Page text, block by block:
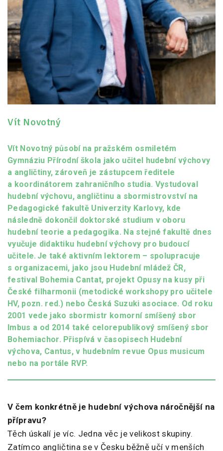
Vít Novotný
Vít Novotný působí na pražském osmiletém
Gymnáziu Přírodní škola jako učitel hudební výchovy
a angličtiny, zároveň je zástupcem ředitele
a koordinátorem zahraničního studia. Vystudoval
hudební výchovu, angličtinu a sbormistrovství na
Pedagogické fakultě Univerzity Karlovy, kde
následně dokončil doktorské studium v oboru
hudební teorie a pedagogika. Na stejné fakultě dnes
vyučuje didaktiku hudební výchovy pro budoucí
učitele. Je také aktivním lektorem – spolupracuje
s organizacemi, jako jsou Hudební mládež ČR,
festival Bohemia Cantat, projekt Opusy na kusy při
České filharmonii (metodické workshopy pro učitele
HV, pozn. red.) nebo Česká Suzuki asociace. Od roku
2001 vede jako sbormistr komorní smíšený sbor
Imbus a od 2014 také celorepublikový smíšený sbor
Bohemiachor. Přispívá v časopisech Hudební
výchova, Cantus, v hudebním revue Opus musicum
nebo na portále RVP.
V čem konkrétně je hudební výchova náročnější na
přípravu?
Těch úskalí je víc. Jedna věc je velikost skupiny.
Zatímco angličtina se v Česku běžně učí v menších